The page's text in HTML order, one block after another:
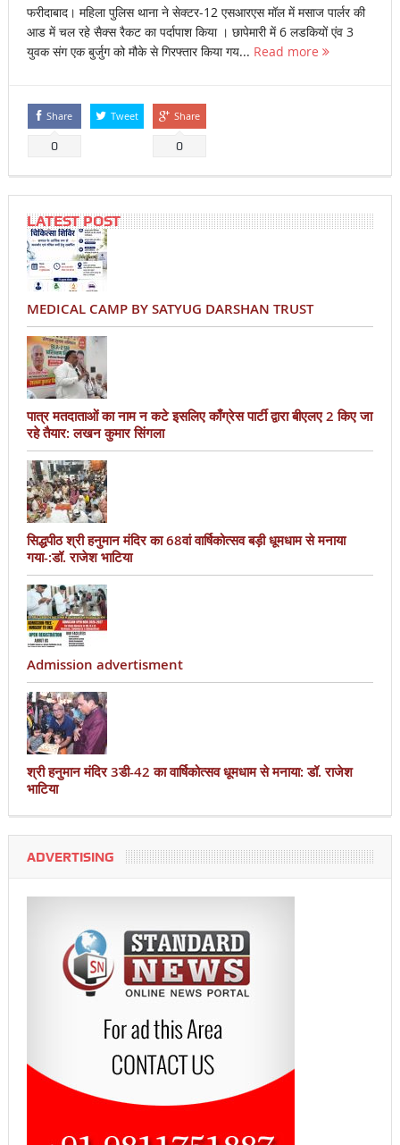
फरीदाबाद। महिला पुलिस थाना ने सेक्टर-12 एसआरएस मॉल में मसाज पार्लर की
आड में चल रहे सैक्स रैकट का पर्दापाश किया । छापेमारी में 6 लडकियों एंव 3
युवक संग एक बुर्जुग को मौके से गिरफ्तार किया गय... Read more
Share
0
Tweet Share
0
LATEST POST
MEDICAL CAMP BY SATYUG DARSHAN TRUST
पात्र मतदाताओं का नाम न कटे इसलिए काँग्रेस पार्टी द्वारा बीएलए 2 किए जा
रहे तैयार: लखन कुमार सिंगला
सिद्धपीठ श्री हनुमान मंदिर का 68वां वार्षिकोत्सव बड़ी धूमधाम से मनाया
गया-:डॉ. राजेश भाटिया
Admission advertisment
श्री हनुमान मंदिर 3डी-42 का वार्षिकोत्सव धूमधाम से मनाया: डॉ. राजेश
भाटिया
ADVERTISING